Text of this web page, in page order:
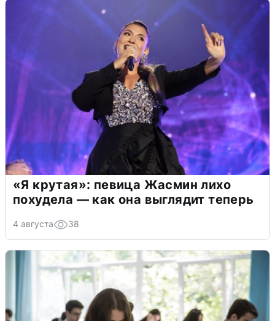
«Я крутая»: певица Жасмин лихо
похудела — как она выглядит теперь
4 августа 38